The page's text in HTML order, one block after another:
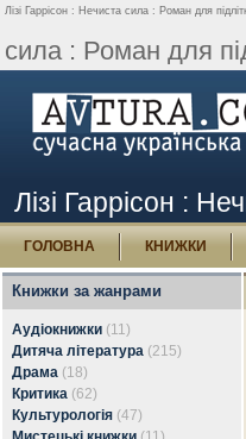
Лізі Гаррісон : Нечиста сила : Роман для
сила : Роман для
Лізі Гаррісон :
ГОЛОВНА КНИЖКИ
Книжки за жанрами
Аудіокнижки (11)
Дитяча література (215)
Драма (18)
Критика (62)
Культурологія (47)